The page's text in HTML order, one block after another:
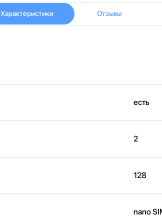
Характеристики Отзывы
есть
2
128
nano